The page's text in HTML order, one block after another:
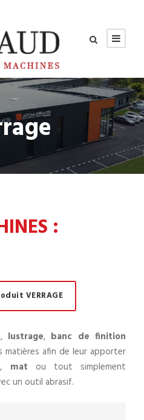
:
VERRAGE
, lustrage, banc de finition
afin de leur apporter
, mat ou tout simplement
un outil abrasif.